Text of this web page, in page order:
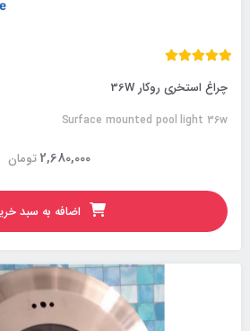
چراغ استخری روکار 36W
Surface mounted pool light 36w
تومان2,680,000
اضافه به سبد خرید